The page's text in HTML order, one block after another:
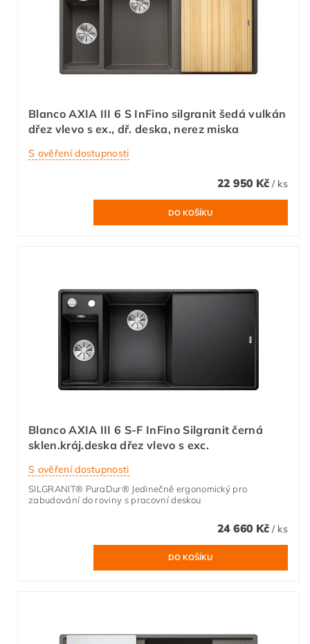
Blanco AXIA III 6 S InFino silgranit šedá vulkán
dřez vlevo s ex., dř. deska, nerez miska
S ověření dostupnosti
22 950 Kč / ks
Blanco AXIA III 6 S-F InFino Silgranit černá
sklen.kráj.deska dřez vlevo s exc.
S ověření dostupnosti
SILGRANIT® PuraDur® Jedinečně ergonomický pro
zabudování do roviny s pracovní deskou
24 660 Kč / ks